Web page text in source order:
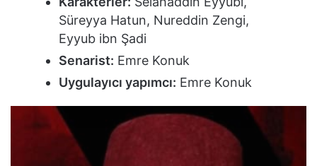
Süreyya Hatun, Nureddin Zengi,
Eyyub ibn Şadi
Senarist: Emre Konuk
Uygulayıcı yapımcı: Emre Konuk